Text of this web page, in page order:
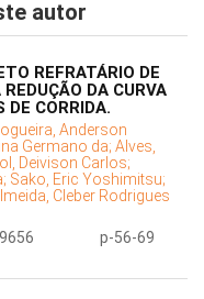
autor
REFRATÁRIO DE
DA CURVA
DE CORRIDA.
Anderson
Germano da; Alves,
Deivison Carlos;
Sako, Eric Yoshimitsu;
Cleber Rodrigues
p-56-69